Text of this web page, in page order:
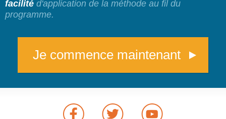
facilité d'application de la méthode au fil du
programme.
Je commence maintenant